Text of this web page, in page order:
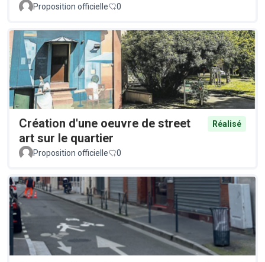
Proposition officielle 0
Création d'une oeuvre de street
art sur le quartier
Réalisé
Proposition officielle 0